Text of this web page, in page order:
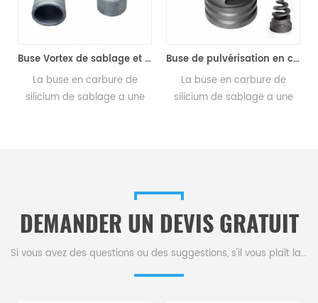
Buse Vortex de sablage et de refroidissement par désulfuration au carbure de silicium Sic
a une
Buse de pulvérisation en carbure de silicium pour la désulfuration, buse de pulvérisation à cône plein Sic
La buse en carbure de
silicium de sablage a une
Capsules haute
réutilisables Creuset
DEMANDER UN DEVIS GRATUIT
Si vous avez des questions ou des suggestions, s'il vous plaît laissez-nous un message,